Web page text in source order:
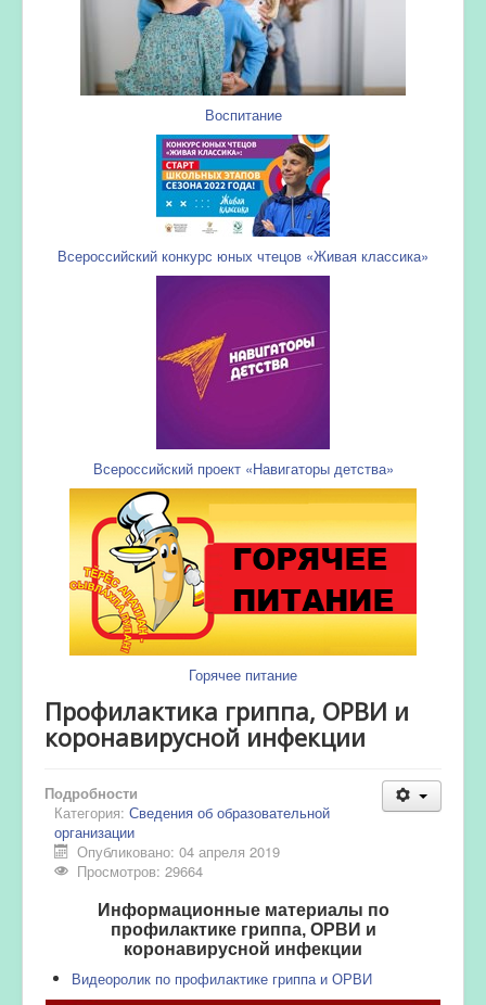
Воспитание
Всероссийский конкурс юных чтецов «Живая классика»
Всероссийский проект «Навигаторы детства»
Горячее питание
Профилактика гриппа, ОРВИ и
коронавирусной инфекции
Подробности
Категория: Сведения об образовательной
организации
Опубликовано: 04 апреля 2019
Просмотров: 29664
Информационные материалы по
профилактике гриппа, ОРВИ и
коронавирусной инфекции
Видеоролик по профилактике гриппа и ОРВИ